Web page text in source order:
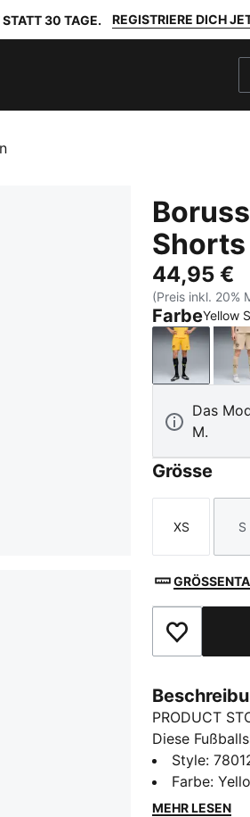
30 TAGE. REGISTRIERE DICH
44,95 €
(Preis inkl. 20%
FarbeYellow
Yellow
Das
M.
Grösse
Größe
XS S
Zu
PRODUCT
Diese
Spielern in
sind aus
gefertigt und
Style:
Farbe:
MEHR LESEN